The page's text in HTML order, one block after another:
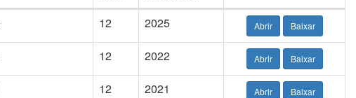
12 2025 Abrir Baixar
12 2022 Abrir Baixar
12 2021 Abrir Baixar